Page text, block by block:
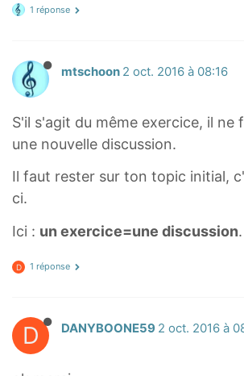
(
t
i
m
e
6
)
+
(
1
t
i
m
1 réponse
mtschoon 2 oct. 2016 à 08:16
S'il s'agit du même exercice, il ne
une nouvelle discussion.
Il faut rester sur ton topic initial,
ci.
Ici : un exercice=une discussion.
D 1 réponse
D DANYBOONE59 2 oct. 2016 à